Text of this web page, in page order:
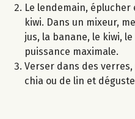
Le lendemain,
kiwi. Dans un mixeur,
jus, la banane, le kiwi,
puissance maximale.
Verser dans des
chia ou de lin et